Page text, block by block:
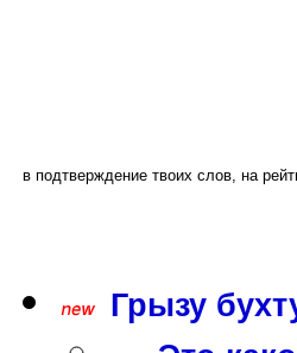
в подтверждение твоих слов, на
Грызу